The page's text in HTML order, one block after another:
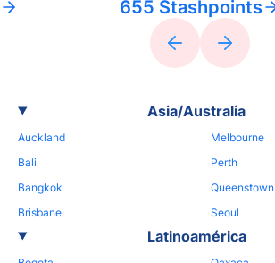
655 Stashpoints
Asia/Australia
Auckland
Bali
Bangkok
Brisbane
Melbourne
Perth
Queenstown
Seoul
Latinoamérica